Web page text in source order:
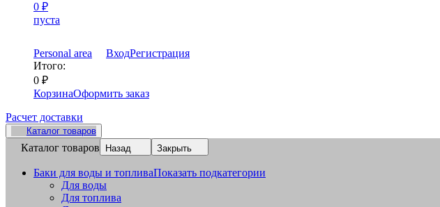
0 ₽
пуста
Personal area ВходРегистрация
Итого:
0 ₽
КорзинаОформить заказ
Расчет доставки
Каталог товаров
Каталог товаров Назад Закрыть
Баки для воды и топливаПоказать подкатегории
Для воды
Для топлива